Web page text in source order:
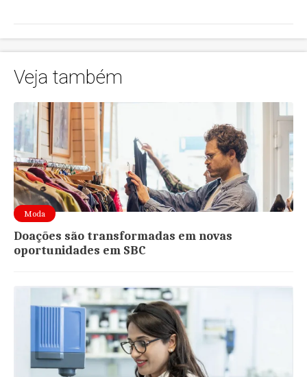
Veja também
Moda
Doações são transformadas em novas
oportunidades em SBC